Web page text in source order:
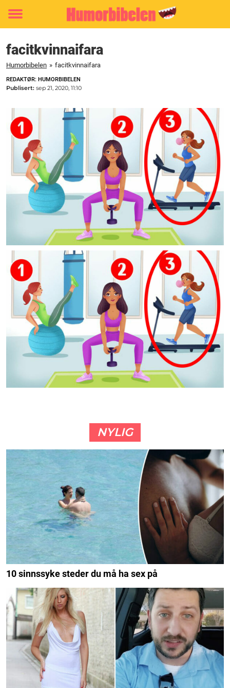
Toggle
facitkvinnaifara
Humorbibelen » facitkvinnaifara
REDAKTØR: HUMORBIBELEN
Publisert: sep 21, 2020, 11:10
NYLIG
10 sinnssyke steder du må ha sex på